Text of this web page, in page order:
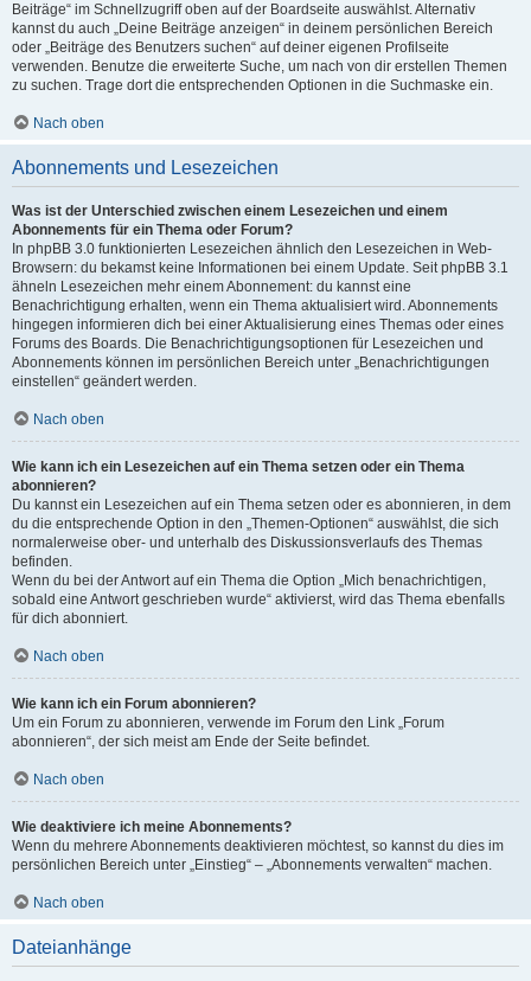
Beiträge“ im Schnellzugriff oben auf der Boardseite auswählst. Alternativ
kannst du auch „Deine Beiträge anzeigen“ in deinem persönlichen Bereich
oder „Beiträge des Benutzers suchen“ auf deiner eigenen Profilseite
verwenden. Benutze die erweiterte Suche, um nach von dir erstellen Themen
zu suchen. Trage dort die entsprechenden Optionen in die Suchmaske ein.
Nach oben
Abonnements und Lesezeichen
Was ist der Unterschied zwischen einem Lesezeichen und einem
Abonnements für ein Thema oder Forum?
In phpBB 3.0 funktionierten Lesezeichen ähnlich den Lesezeichen in Web-
Browsern: du bekamst keine Informationen bei einem Update. Seit phpBB 3.1
ähneln Lesezeichen mehr einem Abonnement: du kannst eine
Benachrichtigung erhalten, wenn ein Thema aktualisiert wird. Abonnements
hingegen informieren dich bei einer Aktualisierung eines Themas oder eines
Forums des Boards. Die Benachrichtigungsoptionen für Lesezeichen und
Abonnements können im persönlichen Bereich unter „Benachrichtigungen
einstellen“ geändert werden.
Nach oben
Wie kann ich ein Lesezeichen auf ein Thema setzen oder ein Thema
abonnieren?
Du kannst ein Lesezeichen auf ein Thema setzen oder es abonnieren, in dem
du die entsprechende Option in den „Themen-Optionen“ auswählst, die sich
normalerweise ober- und unterhalb des Diskussionsverlaufs des Themas
befinden.
Wenn du bei der Antwort auf ein Thema die Option „Mich benachrichtigen,
sobald eine Antwort geschrieben wurde“ aktivierst, wird das Thema ebenfalls
für dich abonniert.
Nach oben
Wie kann ich ein Forum abonnieren?
Um ein Forum zu abonnieren, verwende im Forum den Link „Forum
abonnieren“, der sich meist am Ende der Seite befindet.
Nach oben
Wie deaktiviere ich meine Abonnements?
Wenn du mehrere Abonnements deaktivieren möchtest, so kannst du dies im
persönlichen Bereich unter „Einstieg“ – „Abonnements verwalten“ machen.
Nach oben
Dateianhänge